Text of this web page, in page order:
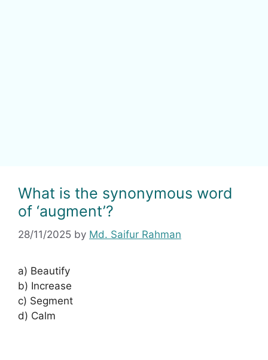
What is the synonymous word
of ‘augment’?
28/11/2025 by Md. Saifur Rahman
a) Beautify
b) Increase
c) Segment
d) Calm